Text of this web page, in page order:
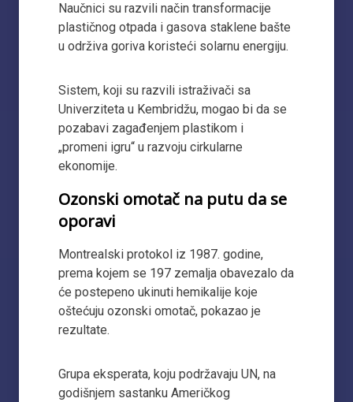
Naučnici su razvili način transformacije
plastičnog otpada i gasova staklene bašte
u održiva goriva koristeći solarnu energiju.
Sistem, koji su razvili istraživači sa
Univerziteta u Kembridžu, mogao bi da se
pozabavi zagađenjem plastikom i
„promeni igru“ u razvoju cirkularne
ekonomije.
Ozonski omotač na putu da se
oporavi
Montrealski protokol iz 1987. godine,
prema kojem se 197 zemalja obavezalo da
će postepeno ukinuti hemikalije koje
oštećuju ozonski omotač, pokazao je
rezultate.
Grupa eksperata, koju podržavaju UN, na
godišnjem sastanku Američkog